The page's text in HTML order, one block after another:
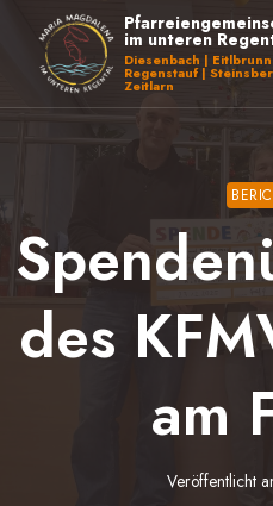
Inhalt
springen
im unteren
Diesenbach |
Regenstauf |
Zeitlarn
des
am
Veröffentlicht